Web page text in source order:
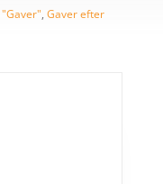
"Gaver", Gaver efter